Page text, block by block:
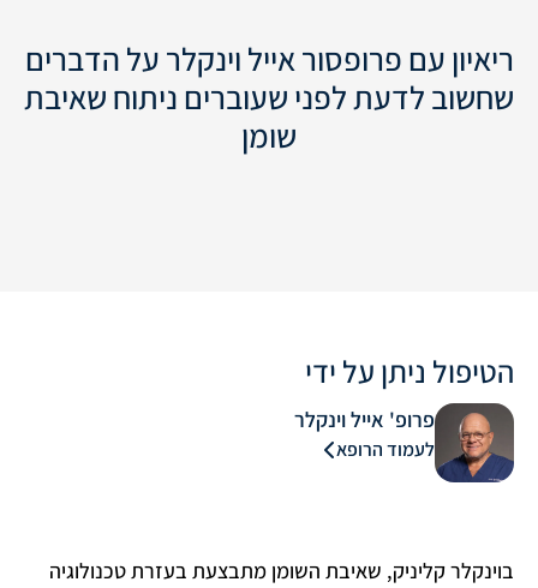
ריאיון עם פרופסור אייל וינקלר על הדברים
שחשוב לדעת לפני שעוברים ניתוח שאיבת
שומן
הטיפול ניתן על ידי
פרופ' אייל וינקלר
לעמוד הרופא
בוינקלר קליניק, שאיבת השומן מתבצעת בעזרת טכנולוגיה